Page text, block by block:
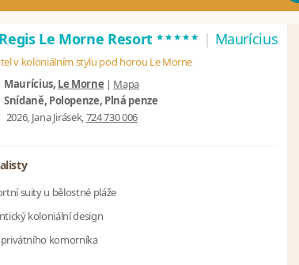
Le Morne Resort ***** | Maurícius
v koloniálním stylu pod horou Le Morne
Maurícius, Le Morne | Mapa
Snídaně, Polopenze, Plná penze
2026, Jana Jirásek,724 730 006
suity u bělostné pláže
koloniální design
privátního komorníka